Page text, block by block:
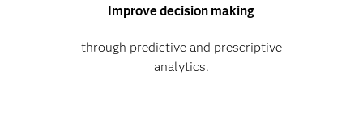
Improve decision making
through predictive and prescriptive
analytics.